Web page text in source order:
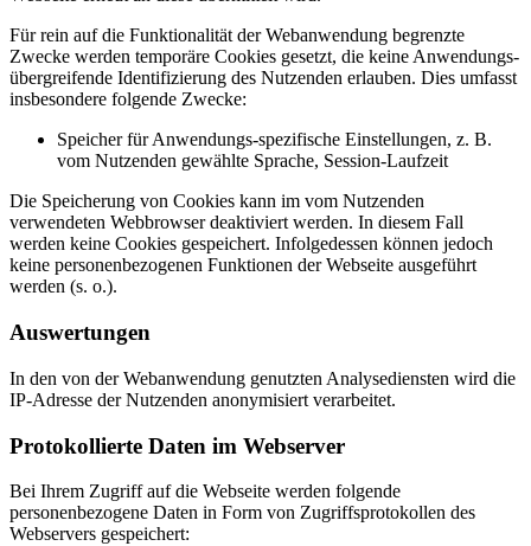
Für rein auf die Funktionalität der Webanwendung begrenzte
Zwecke werden temporäre Cookies gesetzt, die keine Anwendungs-
übergreifende Identifizierung des Nutzenden erlauben. Dies umfasst
insbesondere folgende Zwecke:
Speicher für Anwendungs-spezifische Einstellungen, z. B.
vom Nutzenden gewählte Sprache, Session-Laufzeit
Die Speicherung von Cookies kann im vom Nutzenden
verwendeten Webbrowser deaktiviert werden. In diesem Fall
werden keine Cookies gespeichert. Infolgedessen können jedoch
keine personenbezogenen Funktionen der Webseite ausgeführt
werden (s. o.).
Auswertungen
In den von der Webanwendung genutzten Analysediensten wird die
IP-Adresse der Nutzenden anonymisiert verarbeitet.
Protokollierte Daten im Webserver
Bei Ihrem Zugriff auf die Webseite werden folgende
personenbezogene Daten in Form von Zugriffsprotokollen des
Webservers gespeichert: